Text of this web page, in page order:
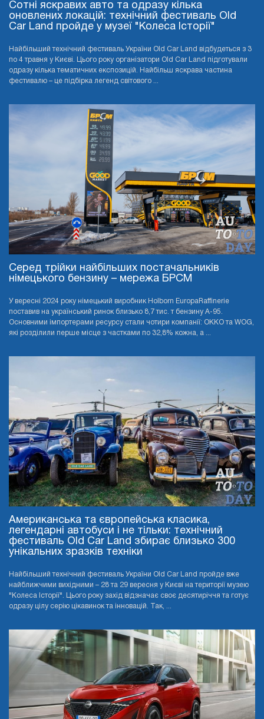
Сотні яскравих авто та одразу кілька
оновлених локацій: технічний фестиваль Old
Car Land пройде у музеї "Колеса Історії"
Найбільший технічний фестиваль України Old Car Land відбудеться з 3
по 4 травня у Києві. Цього року організатори Old Car Land підготували
одразу кілька тематичних експозицій. Найбільш яскрава частина
фестивалю – це підбірка легенд світового ...
Серед трійки найбільших постачальників
німецького бензину – мережа БРСМ
У вересні 2024 року німецький виробник Holborn EuropaRaffinerie
поставив на український ринок близько 8,7 тис. т бензину А-95.
Основними імпортерами ресурсу стали чотири компанії: OKKO та WOG,
які розділили перше місце з частками по 32,8% кожна, а ...
Американська та європейська класика,
легендарні автобуси і не тільки: технічний
фестиваль Old Car Land збирає близько 300
унікальних зразків техніки
Найбільший технічний фестиваль України Old Car Land пройде вже
найближчими вихідними – 28 та 29 вересня у Києві на території музею
"Колеса Історії". Цього року захід відзначає своє десятиріччя та готує
одразу цілу серію цікавинок та інновацій. Так, ...